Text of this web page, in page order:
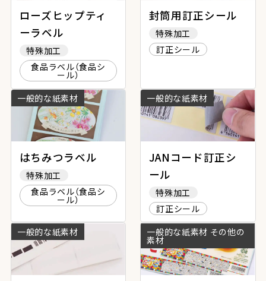
ローズヒップティ
ーラベル
特殊加工
食品ラベル（食品シ
ール）
封筒用訂正シール
特殊加工
訂正シール
一般的な紙素材
はちみつラベル
特殊加工
食品ラベル（食品シ
ール）
一般的な紙素材
JANコード訂正シ
ール
特殊加工
訂正シール
一般的な紙素材
一般的な紙素材 その他の
素材